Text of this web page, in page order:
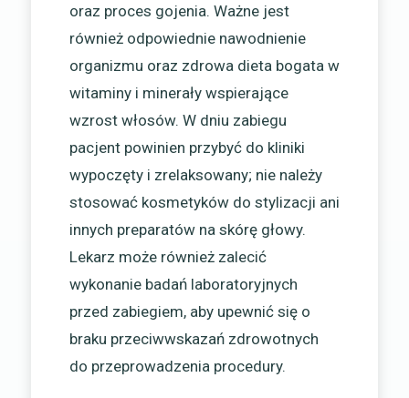
oraz proces gojenia. Ważne jest
również odpowiednie nawodnienie
organizmu oraz zdrowa dieta bogata w
witaminy i minerały wspierające
wzrost włosów. W dniu zabiegu
pacjent powinien przybyć do kliniki
wypoczęty i zrelaksowany; nie należy
stosować kosmetyków do stylizacji ani
innych preparatów na skórę głowy.
Lekarz może również zalecić
wykonanie badań laboratoryjnych
przed zabiegiem, aby upewnić się o
braku przeciwwskazań zdrowotnych
do przeprowadzenia procedury.